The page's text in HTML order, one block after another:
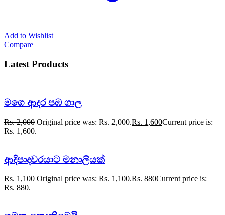
Add to Wishlist
Compare
Latest Products
මගෙ ආදර පඹ ගාල
Rs.2,000 Original price was: Rs. 2,000.Rs. 1,600Current price is:
Rs. 1,600.
ආදිපාදවරයාට මනාලියක්
Rs.1,100 Original price was: Rs. 1,100.Rs. 880Current price is:
Rs. 880.